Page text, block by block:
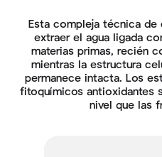
Esta compleja técnica de
extraer el agua ligada
materias primas, recién
mientras la estructura
permanece intacta. Los
fitoquímicos antioxidantes
nivel que las